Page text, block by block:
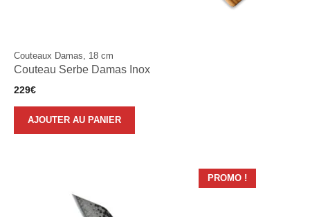
Couteaux Damas, 18 cm
Couteau Serbe Damas Inox
229€
AJOUTER AU PANIER
PROMO !